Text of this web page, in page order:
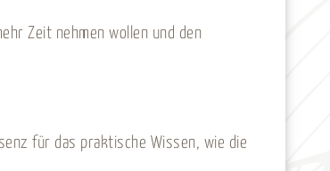
Zeit nehmen wollen und den
für das praktische Wissen, wie die